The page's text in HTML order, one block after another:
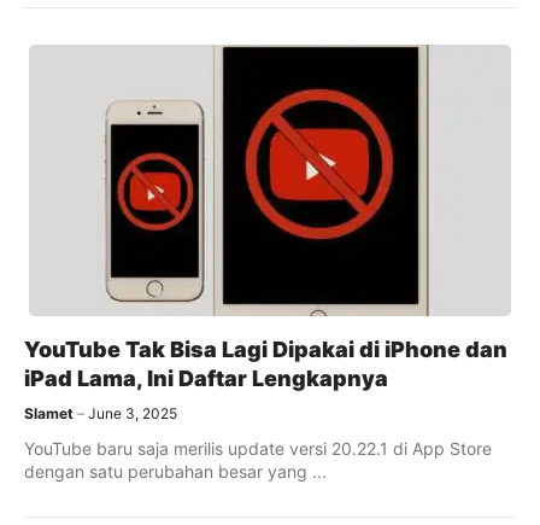
YouTube Tak Bisa Lagi Dipakai di iPhone dan
iPad Lama, Ini Daftar Lengkapnya
Slamet June 3, 2025
YouTube baru saja merilis update versi 20.22.1 di App Store
dengan satu perubahan besar yang ...